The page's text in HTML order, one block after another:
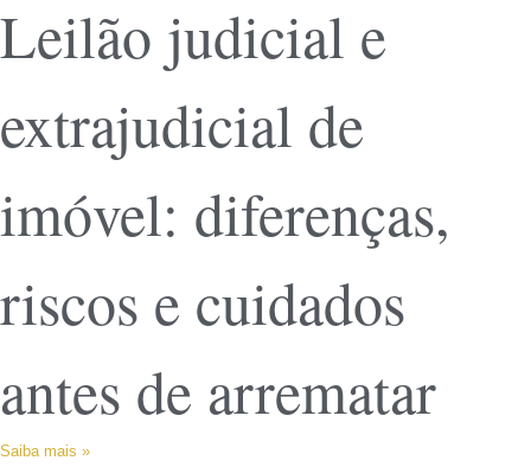
Leilão judicial e
extrajudicial de
imóvel: diferenças,
riscos e cuidados
antes de arrematar
Saiba mais »